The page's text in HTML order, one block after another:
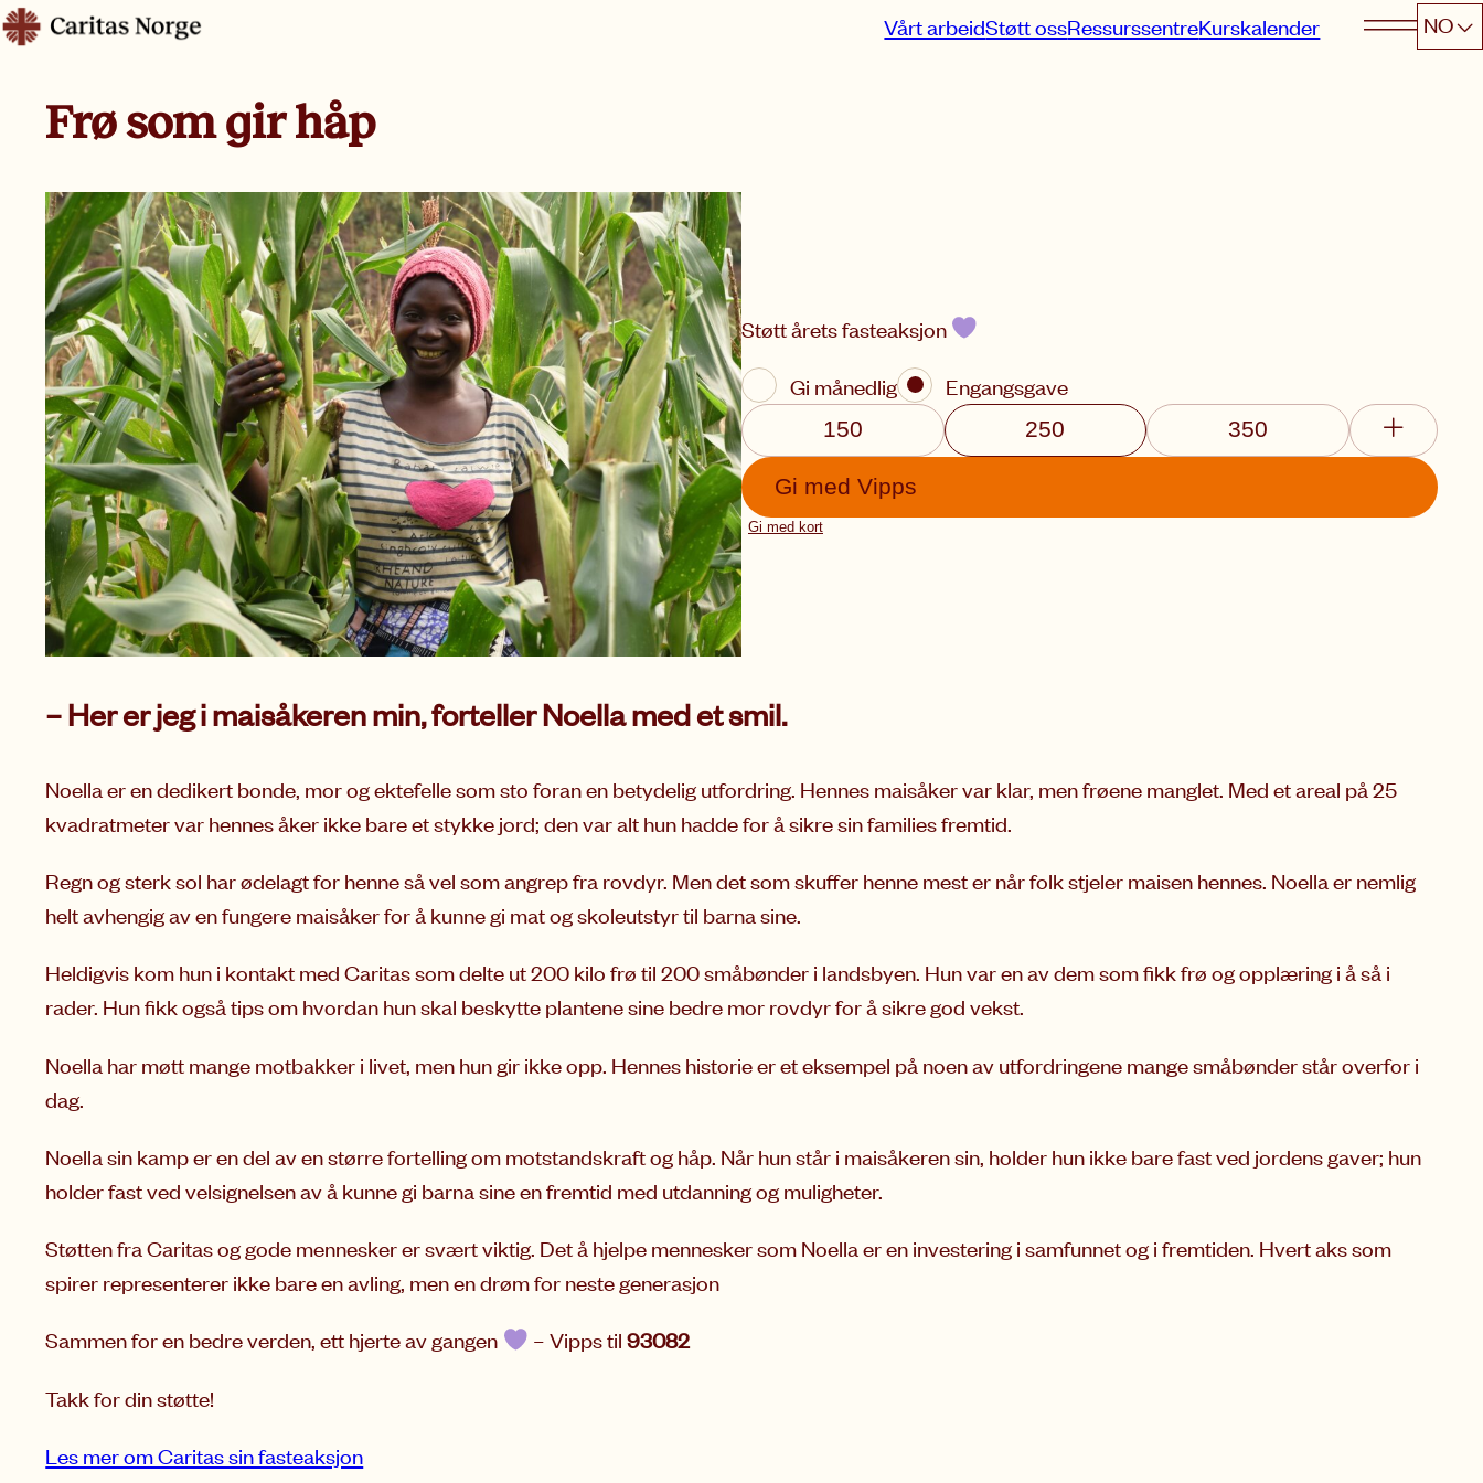
Hopp
tilCaritas
Vårt arbeidStøtt ossRessurssentreKurskalender NO
Frø som gir håp
Støtt årets fasteaksjon
Gi månedlig Engangsgave
150 250 350
Gi med Vipps
Gi med kort
– Her er jeg i maisåkeren min, forteller Noella med et smil.
Noella er en dedikert bonde, mor og ektefelle som sto foran en betydelig utfordring. Hennes maisåker var klar, men frøene manglet. Med et areal på 25
kvadratmeter var hennes åker ikke bare et stykke jord; den var alt hun hadde for å sikre sin families fremtid.
Regn og sterk sol har ødelagt for henne så vel som angrep fra rovdyr. Men det som skuffer henne mest er når folk stjeler maisen hennes. Noella er nemlig
helt avhengig av en fungere maisåker for å kunne gi mat og skoleutstyr til barna sine.
Heldigvis kom hun i kontakt med Caritassom delte ut 200 kilo frø til 200 småbønder i landsbyen. Hun var en av dem som fikk frø og opplæring i å så i
rader. Hun fikk også tips om hvordan hun skal beskytte plantene sine bedre mor rovdyr for å sikre god vekst.
Noella har møtt mange motbakker i livet, men hun gir ikke opp. Hennes historie er et eksempel på noen av utfordringene mange småbønder står overfor i
dag.
Noella sin kamp er en del av en større fortelling om motstandskraft og håp. Når hun står i maisåkeren sin, holder hun ikke bare fast ved jordens gaver; hun
holder fast ved velsignelsen av å kunne gi barna sine en fremtid med utdanning og muligheter.
Støtten fra Caritas og gode mennesker er svært viktig. Det å hjelpe mennesker som Noella er en investering i samfunnet og i fremtiden. Hvert aks som
spirer representerer ikke bare en avling, men en drøm for neste generasjon
Sammen for en bedre verden, ett hjerte av gangen – Vipps til93082
Takk for din støtte!
Les mer om Caritas sin fasteaksjon